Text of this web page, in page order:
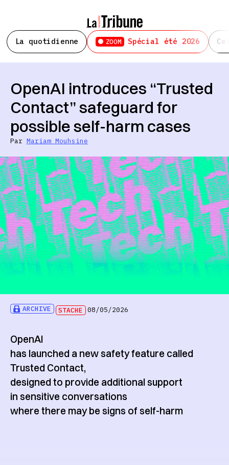
La quotidienne ZOOM Spécial été 2026
ARCHIVE STACHE 08/05/2026
OpenAI introduces “Trusted
Contact” safeguard for
possible self-harm cases
Par Mariam Mouhsine
OpenAI
has launched a new safety feature called
Trusted Contact,
designed to provide additional support
in sensitive conversations
where there may be signs of self-harm